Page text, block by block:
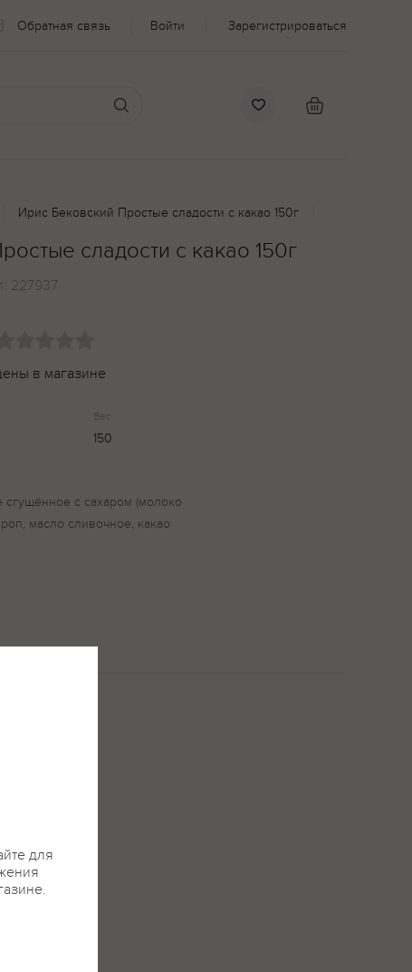
Обратная связь Войти Зарегистрироваться
Ирис Бековский Простые сладости с какао 150г
сладости с какао 150г
227937
в магазине
Вес
150
сгущённое с сахаром (молоко
масло сливочное, какао
для